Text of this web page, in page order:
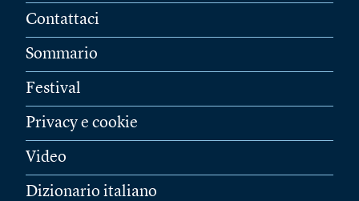
Contattaci
Sommario
Festival
Privacy e cookie
Video
Dizionario italiano